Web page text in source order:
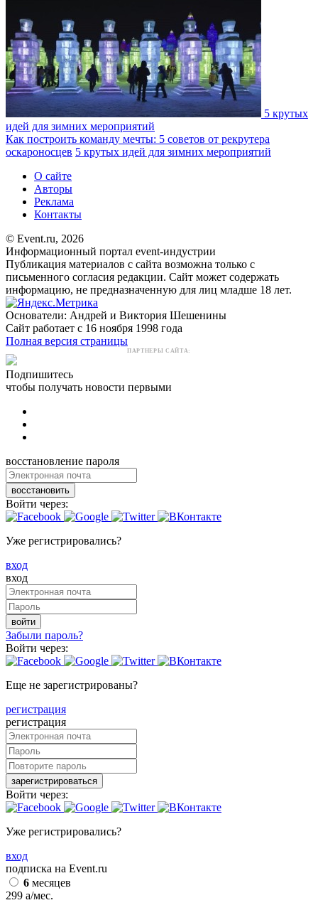
5 крутых
идей для зимних мероприятий
Как построить команду мечты: 5 советов от рекрутера
оскароносцев 5 крутых идей для зимних мероприятий
О сайте
Авторы
Реклама
Контакты
© Event.ru, 2026
Информационный портал event-индустрии
Публикация материалов с сайта возможна только с
письменного согласия редакции. Сайт может содержать
информацию, не предназначенную для лиц младше 18 лет.
Основатели: Андрей и Виктория Шешенины
Сайт работает с 16 ноября 1998 года
Полная версия страницы
ПАРТНЕРЫ САЙТА:
Подпишитесь
чтобы получать новости первыми
восстановление пароля
восстановить
Войти через:
Уже регистрировались?
вход
вход
войти
Забыли пароль?
Войти через:
Еще не зарегистрированы?
регистрация
регистрация
зарегистрироваться
Войти через:
Уже регистрировались?
вход
подписка на Event.ru
6 месяцев
299 a/мес.